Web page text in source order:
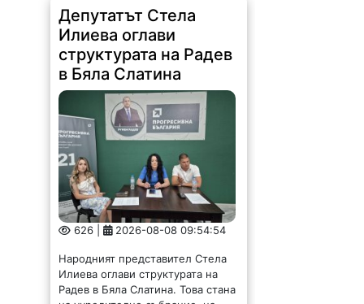
Депутатът Стела
Илиева оглави
структурата на Радев
в Бяла Слатина
626 | 2026-08-08 09:54:54
Илиева оглави структурата на
Радев в Бяла Слатина. Това стана
на учредително събрание, на